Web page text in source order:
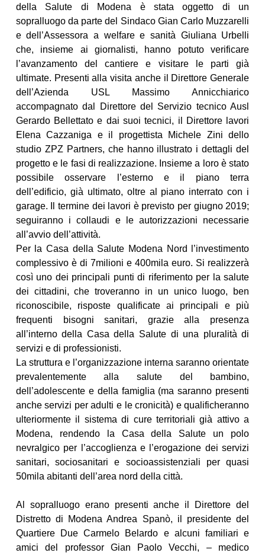
della Salute di Modena è stata oggetto di un
sopralluogo da parte del Sindaco Gian Carlo Muzzarelli
e dell’Assessora a welfare e sanità Giuliana Urbelli
che, insieme ai giornalisti, hanno potuto verificare
l’avanzamento del cantiere e visitare le parti già
ultimate. Presenti alla visita anche il Direttore Generale
dell’Azienda USL Massimo Annicchiarico
accompagnato dal Direttore del Servizio tecnico Ausl
Gerardo Bellettato e dai suoi tecnici, il Direttore lavori
Elena Cazzaniga e il progettista Michele Zini dello
studio ZPZ Partners, che hanno illustrato i dettagli del
progetto e le fasi di realizzazione. Insieme a loro è stato
possibile osservare l’esterno e il piano terra
dell’edificio, già ultimato, oltre al piano interrato con i
garage. Il termine dei lavori è previsto per giugno 2019;
seguiranno i collaudi e le autorizzazioni necessarie
all’avvio dell’attività.
Per la Casa della Salute Modena Nord l’investimento
complessivo è di 7milioni e 400mila euro. Si realizzerà
così uno dei principali punti di riferimento per la salute
dei cittadini, che troveranno in un unico luogo, ben
riconoscibile, risposte qualificate ai principali e più
frequenti bisogni sanitari, grazie alla presenza
all’interno della Casa della Salute di una pluralità di
servizi e di professionisti.
La struttura e l’organizzazione interna saranno orientate
prevalentemente alla salute del bambino,
dell’adolescente e della famiglia (ma saranno presenti
anche servizi per adulti e le cronicità) e qualificheranno
ulteriormente il sistema di cure territoriali già attivo a
Modena, rendendo la Casa della Salute un polo
nevralgico per l’accoglienza e l’erogazione dei servizi
sanitari, sociosanitari e socioassistenziali per quasi
50mila abitanti dell’area nord della città.
Al sopralluogo erano presenti anche il Direttore del
Distretto di Modena Andrea Spanò, il presidente del
Quartiere Due Carmelo Belardo e alcuni familiari e
amici del professor Gian Paolo Vecchi, – medico